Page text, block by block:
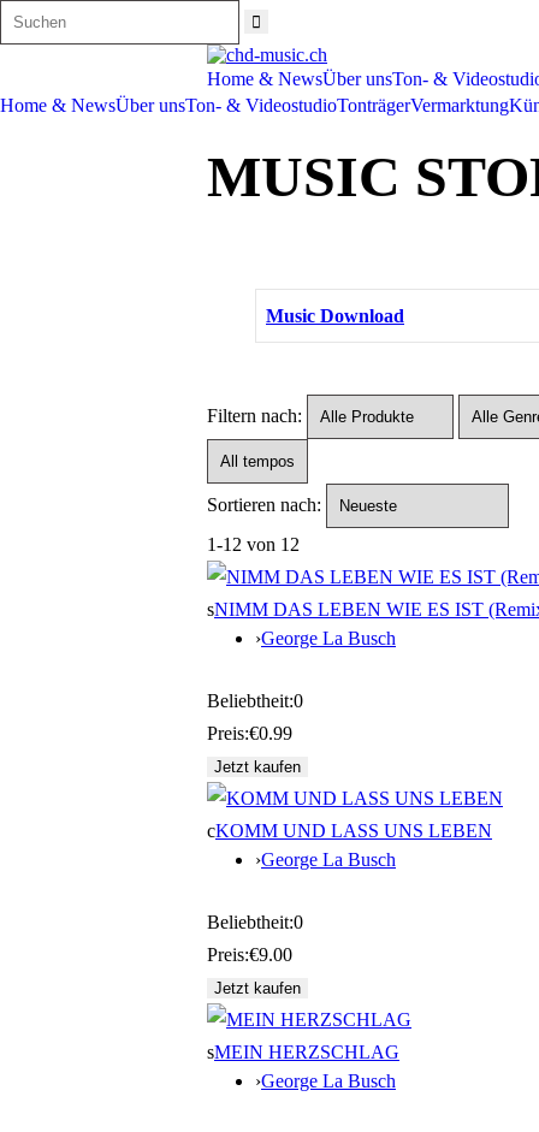
Home & NewsÜber unsTon- &
Home & NewsÜber unsTon- & VideostudioTonträgerVermarktung
MUSIC
Music Download
Filtern nach:
Sortieren nach:
1-12 von 12
sNIMM DAS LEBEN WIE ES IST
›George La Busch
Beliebtheit:0
Preis:€0.99
cKOMM UND LASS UNS LEBEN
›George La Busch
Beliebtheit:0
Preis:€9.00
sMEIN HERZSCHLAG
›George La Busch